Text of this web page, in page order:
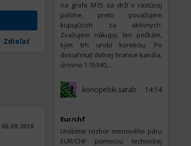
Zdieľať
06.09.2018
na grafe M15 sa drží v rastúcej
polohe, preto považujem
kupujúcich za aktívnych.
Zvažujem nákupy, len počkám,
kým trh urobí korekciu. Po
dosiahnutí dolnej hranice kanála,
úrovne 1.15340,...
konopelski.sarah 14:14
Eur/chf
Urobíme rozbor menového páru
EUR/CHF pomocou technickej